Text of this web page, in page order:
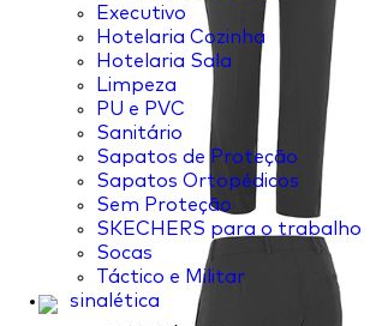
Executivo
Hotelaria Cozinha
Hotelaria Sala
Limpeza
PU e PVC
Sanitário
Sapatos de Proteção
Sapatos Ortopédicos
Sem Proteção
SKECHERS para o trabalho
Socas
Táctico e Militar
sinalética